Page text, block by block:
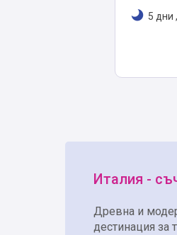
5 дни ,
Италия -
Древна и
дестинация за